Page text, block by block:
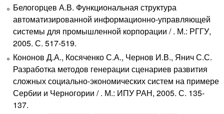
Белогорцев А.В. Функциональная структура
автоматизированной информационно-управляющей
системы для промышленной корпорации / . М.: РГГУ,
2005. С. 517-519.
Кононов Д.А., Косяченко С.А., Чернов И.В., Янич С.С.
Разработка методов генерации сценариев развития
сложных социально-экономических систем на примере
Сербии и Черногории / . М.: ИПУ РАН, 2005. С. 135-
137.